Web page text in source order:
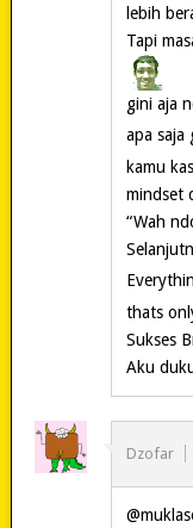
lebih
Tapi
gini aja
apa saja
kamu
mindset
“Wah
thats
Sukses
Aku
Dzofar